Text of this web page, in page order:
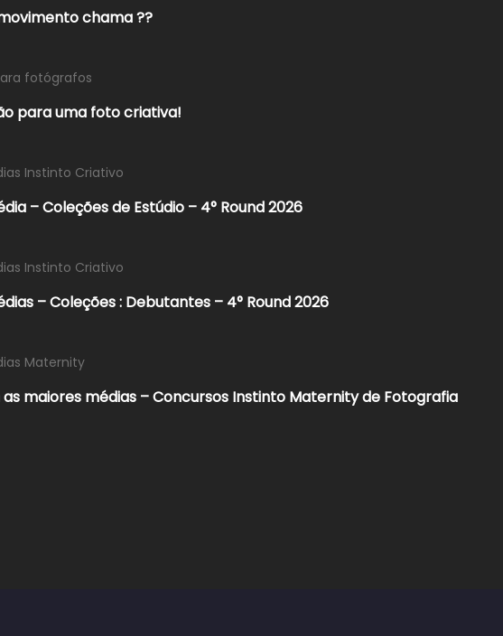
chama ??
fotógrafos
para uma foto criativa!
Instinto Criativo
– Coleções de Estúdio – 4° Round 2026
Instinto Criativo
– Coleções : Debutantes – 4° Round 2026
Maternity
maiores médias – Concursos Instinto Maternity de Fotografia